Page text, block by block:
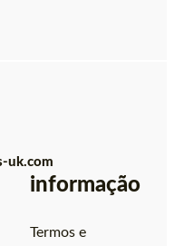
uk.com
informação
Termos e